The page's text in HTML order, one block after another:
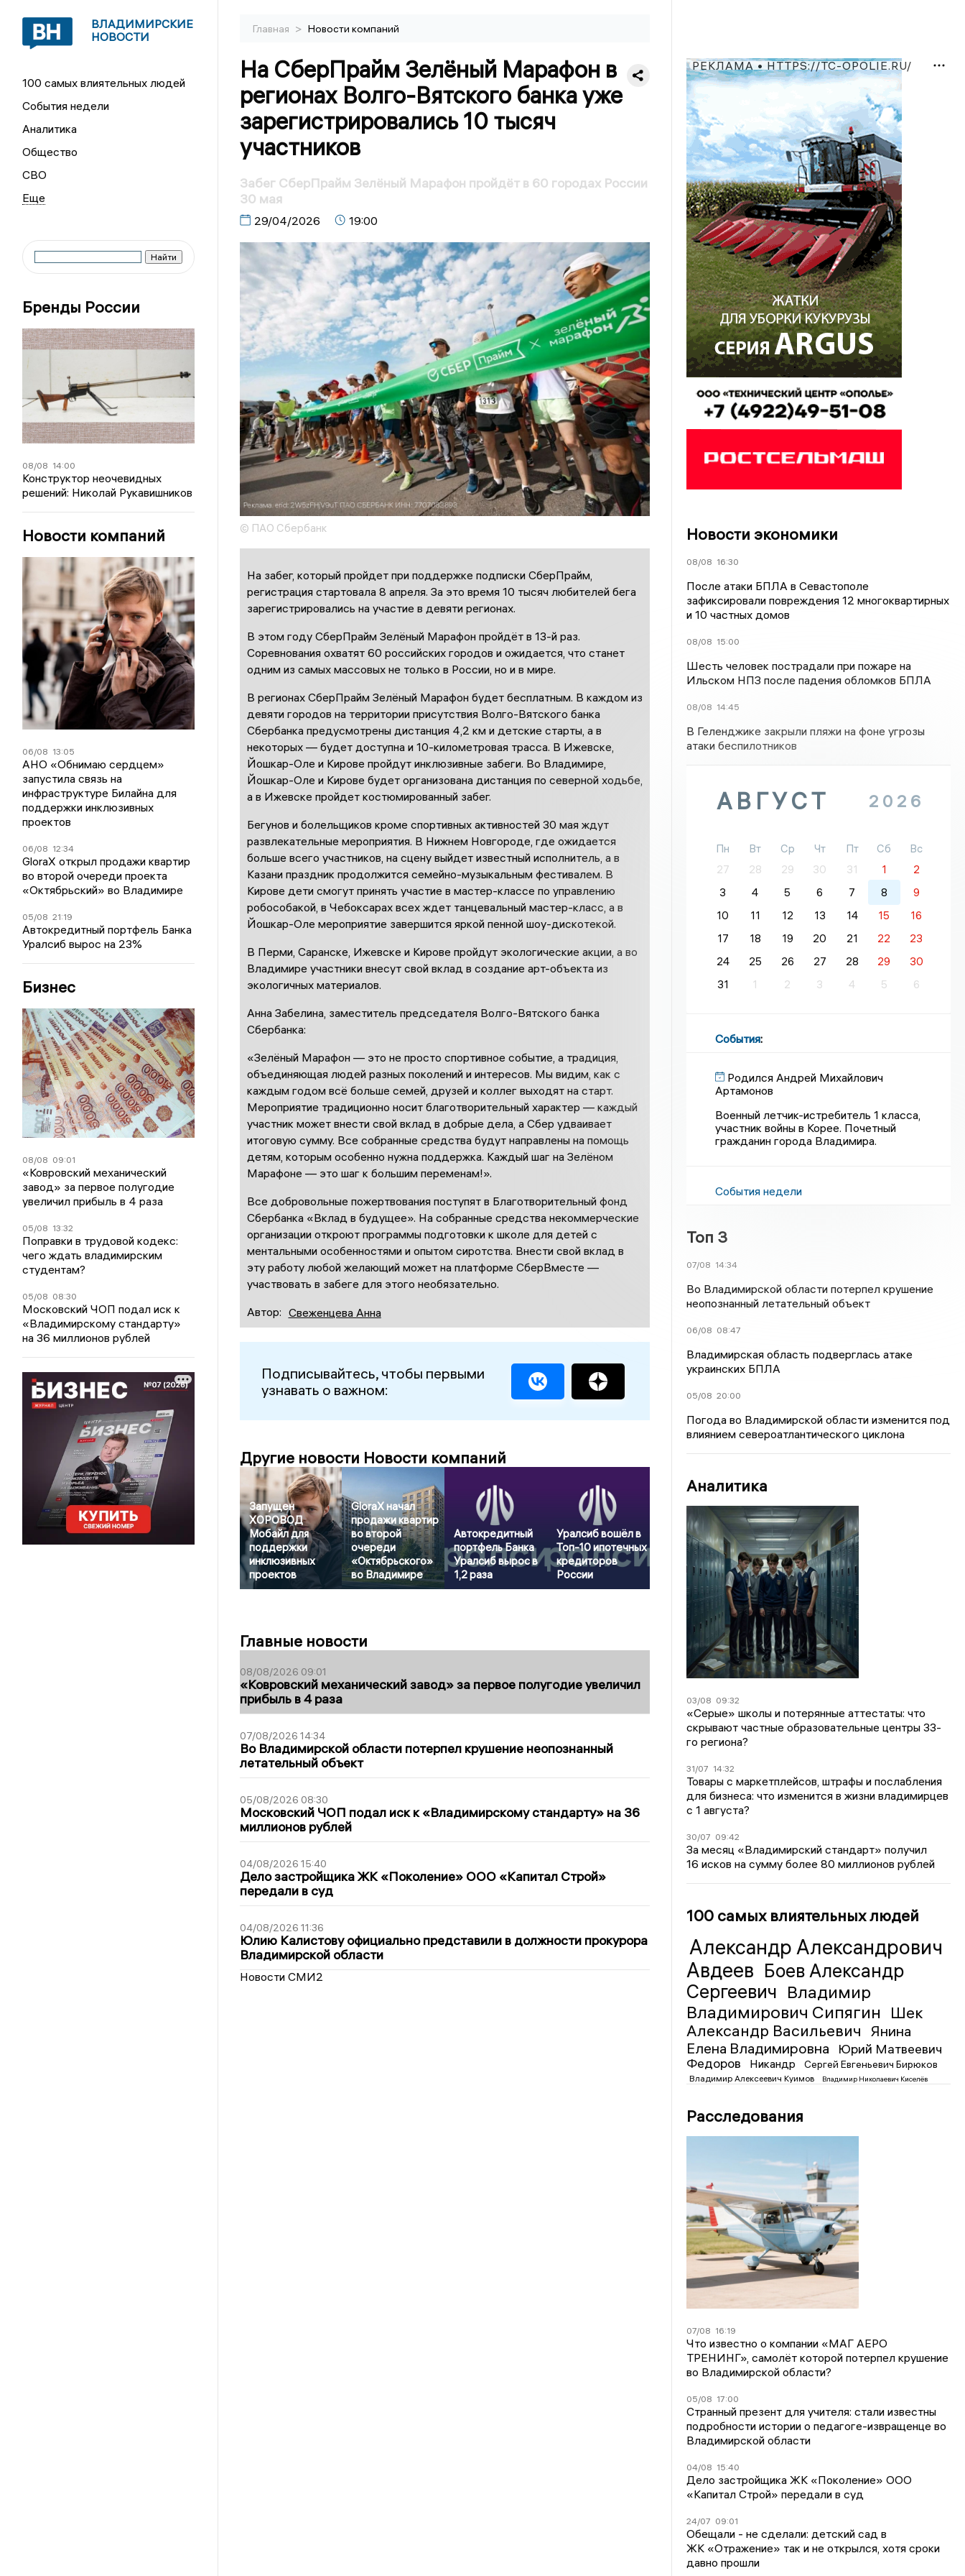
ВЛАДИМИРСКИЕ
НОВОСТИ
100 самых влиятельных людей
События недели
Аналитика
Общество
СВО
Бренды России
08/08 14:00
Конструктор неочевидных
решений: Николай Рукавишников
Новости компаний
06/08 13:05
АНО «Обнимаю сердцем»
запустила связь на
инфраструктуре Билайна для
поддержки инклюзивных
проектов
06/08 12:34
GloraX открыл продажи квартир
во второй очереди проекта
«Октябрьский» во Владимире
05/08 21:19
Автокредитный портфель Банка
Уралсиб вырос на 23%
Бизнес
08/08 09:01
«Ковровский механический
завод» за первое полугодие
увеличил прибыль в 4 раза
05/08 13:32
Поправки в трудовой кодекс:
чего ждать владимирским
студентам?
05/08 08:30
Московский ЧОП подал иск к
«Владимирскому стандарту»
на 36 миллионов рублей
Главная > Новости компаний
На СберПрайм Зелёный Марафон в
регионах Волго-Вятского банка уже
зарегистрировались 10 тысяч
участников
Забег СберПрайм Зелёный Марафон пройдёт в 60 городах России
30 мая
29/04/2026 19:00
© ПАО Сбербанк
На забег, который пройдет при поддержке подписки СберПрайм,
регистрация стартовала 8 апреля. За это время 10 тысяч любителей бега
зарегистрировались на участие в девяти регионах.
В этом году СберПрайм Зелёный Марафон пройдёт в 13-й раз.
Соревнования охватят 60 российских городов и ожидается, что станет
одним из самых массовых не только в России, но и в мире.
В регионах СберПрайм Зелёный Марафон будет бесплатным. В каждом из
девяти городов на территории присутствия Волго-Вятского банка
Сбербанка предусмотрены дистанция 4,2 км и детские старты, а в
некоторых — будет доступна и 10-километровая трасса. В Ижевске,
Йошкар-Оле и Кирове пройдут инклюзивные забеги. Во Владимире,
Йошкар-Оле и Кирове будет организована дистанция по северной ходьбе,
а в Ижевске пройдет костюмированный забег.
Бегунов и болельщиков кроме спортивных активностей 30 мая ждут
развлекательные мероприятия. В Нижнем Новгороде, где ожидается
больше всего участников, на сцену выйдет известный исполнитель, а в
Казани праздник продолжится семейно-музыкальным фестивалем. В
Кирове дети смогут принять участие в мастер-классе по управлению
робособакой, в Чебоксарах всех ждет танцевальный мастер-класс, а в
Йошкар-Оле мероприятие завершится яркой пенной шоу-дискотекой.
В Перми, Саранске, Ижевске и Кирове пройдут экологические акции, а во
Владимире участники внесут свой вклад в создание арт-объекта из
экологичных материалов.
Анна Забелина, заместитель председателя Волго-Вятского банка
Сбербанка:
«Зелёный Марафон — это не просто спортивное событие, а традиция,
объединяющая людей разных поколений и интересов. Мы видим, как с
каждым годом всё больше семей, друзей и коллег выходят на старт.
Мероприятие традиционно носит благотворительный характер — каждый
участник может внести свой вклад в добрые дела, а Сбер удваивает
итоговую сумму. Все собранные средства будут направлены на помощь
детям, которым особенно нужна поддержка. Каждый шаг на Зелёном
Марафоне — это шаг к большим переменам!».
Все добровольные пожертвования поступят в Благотворительный фонд
Сбербанка «Вклад в будущее». На собранные средства некоммерческие
организации откроют программы подготовки к школе для детей с
ментальными особенностями и опытом сиротства. Внести свой вклад в
эту работу любой желающий может на платформе СберВместе —
участвовать в забеге для этого необязательно.
Автор: Свеженцева Анна
Подписывайтесь, чтобы первыми
узнавать о важном:
Другие новости Новости компаний
Запущен
ХОРОВОД
Мобайл для
поддержки
инклюзивных
проектов
GloraX начал
продажи квартир
во второй
очереди
«Октябрьского»
во Владимире
Автокредитный
портфель Банка
Уралсиб вырос в
1,2 раза
Уралсиб вошёл в
Топ-10 ипотечных
кредиторов
России
Главные новости
08/08/2026 09:01
«Ковровский механический завод» за первое полугодие увеличил
прибыль в 4 раза
07/08/2026 14:34
Во Владимирской области потерпел крушение неопознанный
летательный объект
05/08/2026 08:30
Московский ЧОП подал иск к «Владимирскому стандарту» на 36
миллионов рублей
04/08/2026 15:40
Дело застройщика ЖК «Поколение» ООО «Капитал Строй»
передали в суд
04/08/2026 11:36
Юлию Калистову официально представили в должности прокурора
Владимирской области
Новости СМИ2
РЕКЛАМА • HTTPS://TC-OPOLIE.RU/
Новости экономики
08/08 16:30
После атаки БПЛА в Севастополе
зафиксировали повреждения 12 многоквартирных
и 10 частных домов
08/08 15:00
Шесть человек пострадали при пожаре на
Ильском НПЗ после падения обломков БПЛА
08/08 14:45
В Геленджике закрыли пляжи на фоне угрозы
атаки беспилотников
АВГУСТ 2026
Пн Вт Ср Чт Пт Сб
Вс
27
28 29 30 31 1
2
3
4 5 6 7 8
9
10
11 12 13 14 15
16
17
18 19 20 21 22
23
24
25 26 27 28 29
30
31
1 2 3 4 5 6
События:
Родился Андрей Михайлович
Артамонов
Военный летчик-истребитель 1 класса,
участник войны в Корее. Почетный
гражданин города Владимира.
События недели
Топ 3
07/08 14:34
Во Владимирской области потерпел крушение
неопознанный летательный объект
06/08 08:47
Владимирская область подверглась атаке
украинских БПЛА
05/08 20:00
Погода во Владимирской области изменится под
влиянием североатлантического циклона
Аналитика
03/08 09:32
«Серые» школы и потерянные аттестаты: что
скрывают частные образовательные центры 33-
го региона?
31/07 14:32
Товары с маркетплейсов, штрафы и послабления
для бизнеса: что изменится в жизни владимирцев
с 1 августа?
30/07 09:42
За месяц «Владимирский стандарт» получил
16 исков на сумму более 80 миллионов рублей
100 самых влиятельных людей
Александр Александрович
Авдеев Боев Александр
Сергеевич Владимир
Владимирович Сипягин Шек
Александр Васильевич
Янина
Елена Владимировна
Юрий Матвеевич
Федоров
Никандр Сергей Евгеньевич Бирюков
Владимир Алексеевич Куимов Владимир Николаевич Киселёв
Расследования
07/08 16:19
Что известно о компании «МАГ АЕРО
ТРЕНИНГ», самолёт которой потерпел крушение
во Владимирской области?
05/08 17:00
Странный презент для учителя: стали известны
подробности истории о педагоге-извращенце во
Владимирской области
04/08 15:40
Дело застройщика ЖК «Поколение» ООО
«Капитал Строй» передали в суд
24/07 09:01
Обещали - не сделали: детский сад в
ЖК «Отражение» так и не открылся, хотя сроки
давно прошли